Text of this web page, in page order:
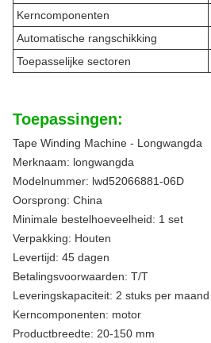
Kerncomponenten
Automatische rangschikking
Toepasselijke sectoren
Toepassingen:
Tape Winding Machine - Longwangda
Merknaam: longwangda
Modelnummer: lwd52066881-06D
Oorsprong: China
Minimale bestelhoeveelheid: 1 set
Verpakking: Houten
Levertijd: 45 dagen
Betalingsvoorwaarden: T/T
Leveringskapaciteit: 2 stuks per maand
Kerncomponenten: motor
Productbreedte: 20-150 mm